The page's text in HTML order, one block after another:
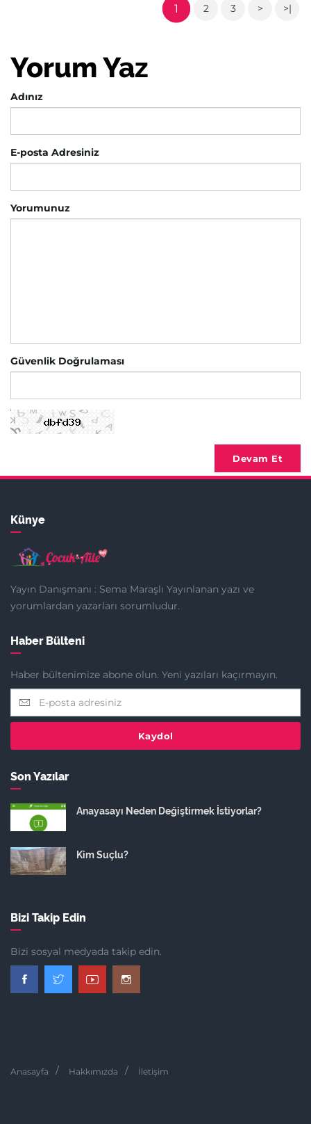
1 2 3 > >|
Yorum Yaz
Adınız
E-posta Adresiniz
Yorumunuz
Güvenlik Doğrulaması
Devam Et
Künye
Yayın Danışmanı : Sema Maraşlı Yayınlanan yazı ve
yorumlardan yazarları sorumludur.
Haber Bülteni
Haber bültenimize abone olun. Yeni yazıları kaçırmayın.
Kaydol
Son Yazılar
Anayasayı Neden Değiştirmek İstiyorlar?
Kim Suçlu?
Bizi Takip Edin
Bizi sosyal medyada takip edin.
Anasayfa Hakkımızda İletişim